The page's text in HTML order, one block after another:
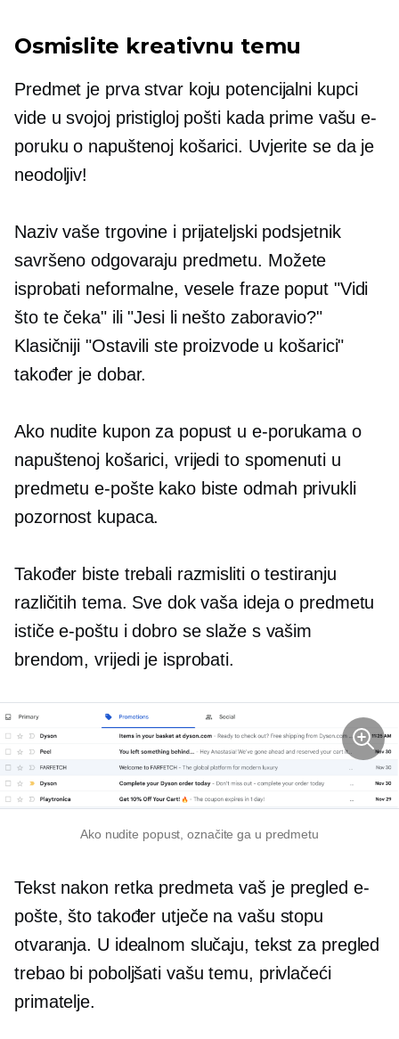
Osmislite kreativnu temu
Predmet je prva stvar koju potencijalni kupci
vide u svojoj pristigloj pošti kada prime vašu e-
poruku o napuštenoj košarici. Uvjerite se da je
neodoljiv!
Naziv vaše trgovine i prijateljski podsjetnik
savršeno odgovaraju predmetu. Možete
isprobati neformalne, vesele fraze poput "Vidi
što te čeka" ili "Jesi li nešto zaboravio?"
Klasičniji "Ostavili ste proizvode u košarici"
također je dobar.
Ako nudite kupon za popust u e-porukama o
napuštenoj košarici, vrijedi to spomenuti u
predmetu e-pošte kako biste odmah privukli
pozornost kupaca.
Također biste trebali razmisliti o testiranju
različitih tema. Sve dok vaša ideja o predmetu
ističe e-poštu i dobro se slaže s vašim
brendom, vrijedi je isprobati.
Ako nudite popust, označite ga u predmetu
Tekst nakon retka predmeta vaš je pregled e-
pošte, što također utječe na vašu stopu
otvaranja. U idealnom slučaju, tekst za pregled
trebao bi poboljšati vašu temu, privlačeći
primatelje.